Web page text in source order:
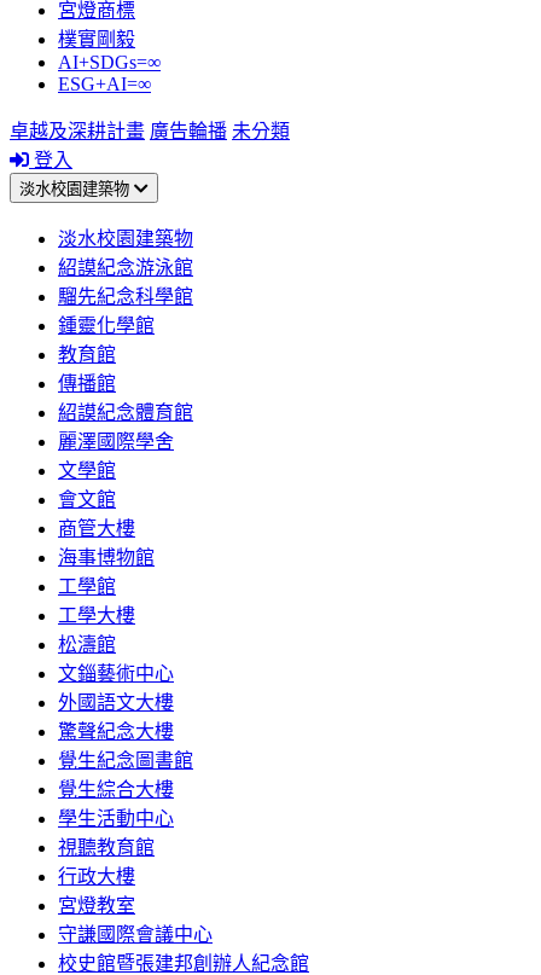
宮燈商標
樸實剛毅
AI+SDGs=∞
ESG+AI=∞
卓越及深耕計畫 廣告輪播 未分類
登入
淡水校園建築物
淡水校園建築物
紹謨紀念游泳館
騮先紀念科學館
鍾靈化學館
教育館
傳播館
紹謨紀念體育館
麗澤國際學舍
文學館
會文館
商管大樓
海事博物館
工學館
工學大樓
松濤館
文錙藝術中心
外國語文大樓
驚聲紀念大樓
覺生紀念圖書館
覺生綜合大樓
學生活動中心
視聽教育館
行政大樓
宮燈教室
守謙國際會議中心
校史館暨張建邦創辦人紀念館